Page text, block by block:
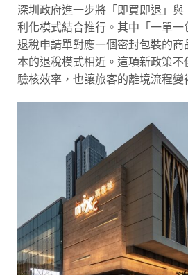
深圳政府進一步將「即買即退」
利化模式結合推行。其中「一單
退稅申請單對應一個密封包裝的商
本的退稅模式相近。這項新政策不
驗核效率，也讓旅客的離境流程變